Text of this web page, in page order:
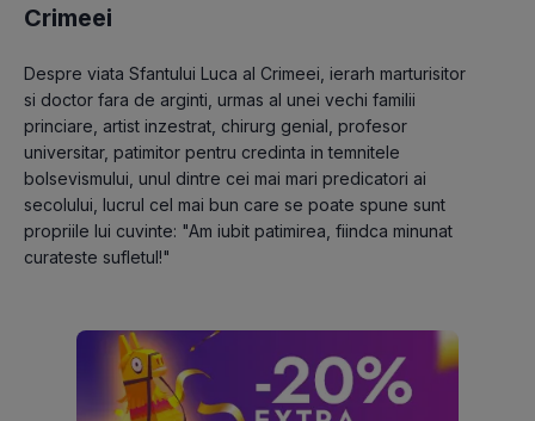
Crimeei
Despre viata Sfantului Luca al Crimeei, ierarh marturisitor
si doctor fara de arginti, urmas al unei vechi familii
princiare, artist inzestrat, chirurg genial, profesor
universitar, patimitor pentru credinta in temnitele
bolsevismului, unul dintre cei mai mari predicatori ai
secolului, lucrul cel mai bun care se poate spune sunt
propriile lui cuvinte: "Am iubit patimirea, fiindca minunat
curateste sufletul!"